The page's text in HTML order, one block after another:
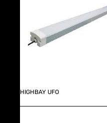
HIGHBAY UFO